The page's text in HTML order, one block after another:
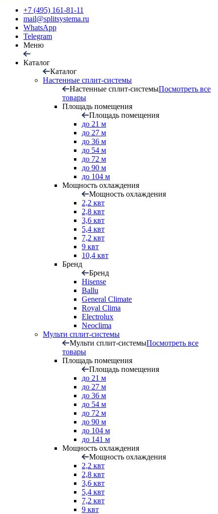
+7 (495) 161-81-11
mail@splitsystema.ru
WhatsApp
Telegram
Меню
Каталог
Каталог
Настенные сплит-системы
Настенные сплит-системыПосмотреть все
товары
Площадь помещения
Площадь помещения
до 21 м
до 27 м
до 36 м
до 54 м
до 72 м
до 90 м
до 104 м
Мощность охлаждения
Мощность охлаждения
2,2 квт
2,8 квт
3,6 квт
5,4 квт
7,2 квт
9 квт
10,4 квт
Бренд
Бренд
Hisense
Ballu
General Climate
Royal Clima
Electrolux
Neoclima
Мульти сплит-системы
Мульти сплит-системыПосмотреть все
товары
Площадь помещения
Площадь помещения
до 21 м
до 27 м
до 36 м
до 54 м
до 72 м
до 90 м
до 104 м
до 141 м
Мощность охлаждения
Мощность охлаждения
2,2 квт
2,8 квт
3,6 квт
5,4 квт
7,2 квт
9 квт